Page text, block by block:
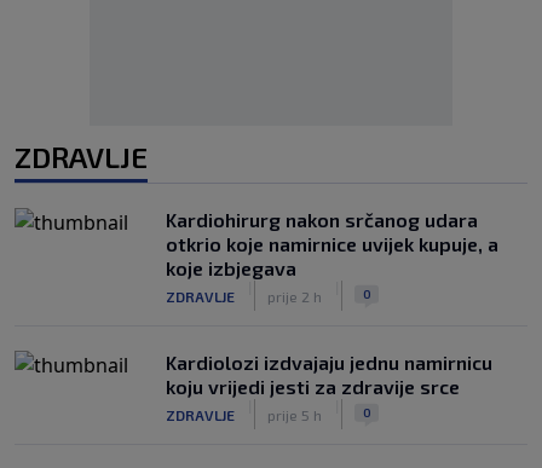
ZDRAVLJE
Kardiohirurg nakon srčanog udara
otkrio koje namirnice uvijek kupuje, a
koje izbjegava
ZDRAVLJE prije 2 h 0
Kardiolozi izdvajaju jednu namirnicu
koju vrijedi jesti za zdravije srce
ZDRAVLJE prije 5 h 0